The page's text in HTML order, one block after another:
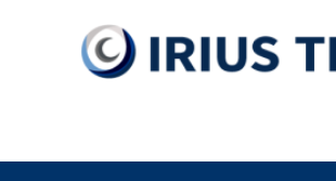
IRIUS Tech
Mobile, VoIP, Virtualização, Hospedagem